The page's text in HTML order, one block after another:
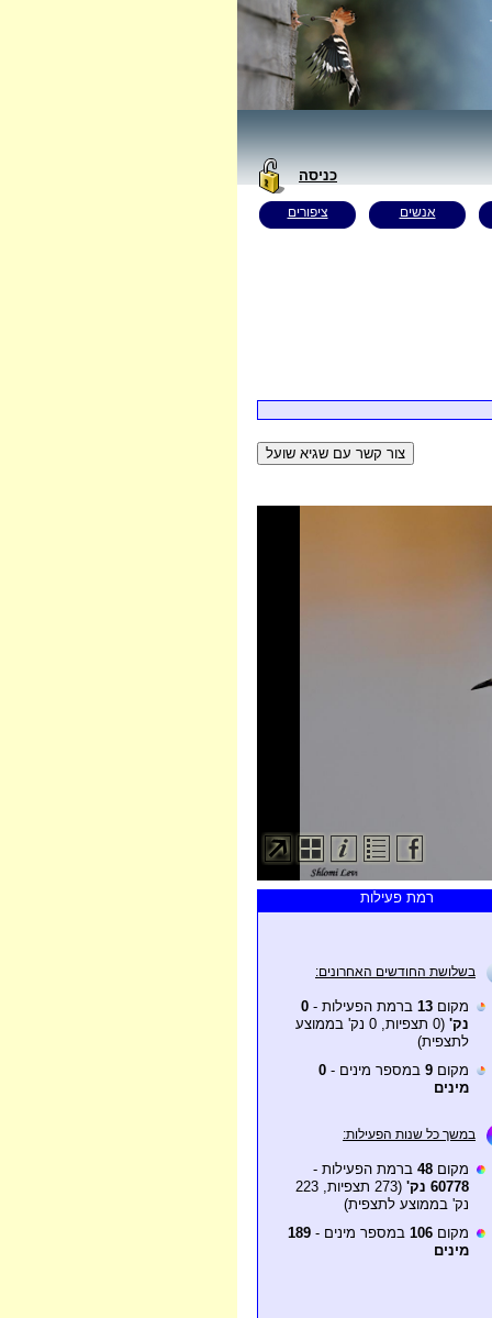
כניסה
אנשים ציפורים
רמת פעילות
בשלושת החודשים האחרונים:
מקום 13 ברמת הפעילות - 0
נק'
(0 תצפיות, 0 נק' בממוצע
לתצפית)
מקום 9 במספר מינים - 0
מינים
במשך כל שנות הפעילות:
מקום 48 ברמת הפעילות -
60778 נק'
(273 תצפיות, 223
נק' בממוצע לתצפית)
מקום 106 במספר מינים - 189
מינים